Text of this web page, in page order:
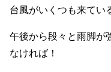
台風がいくつも来てい
午後から段々と雨脚が
なければ！